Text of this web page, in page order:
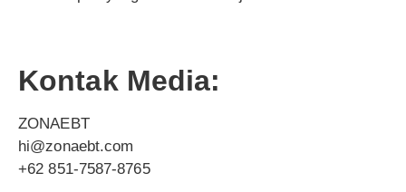
Kontak Media:
ZONAEBT
hi@zonaebt.com
+62 851-7587-8765